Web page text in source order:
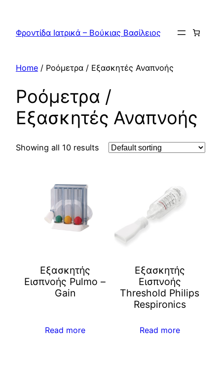
content
Φροντίδα Ιατρικά – Βούκιας Βασίλειος
Home / Ροόμετρα / Εξασκητές Αναπνοής
Ροόμετρα /
Εξασκητές Αναπνοής
Showing all 10 results
Εξασκητής
Εισπνοής Pulmo –
Gain
Read more
Εξασκητής
Εισπνοής
Threshold Philips
Respironics
Read more